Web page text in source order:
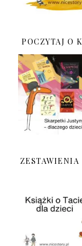
POCZYTAJ O